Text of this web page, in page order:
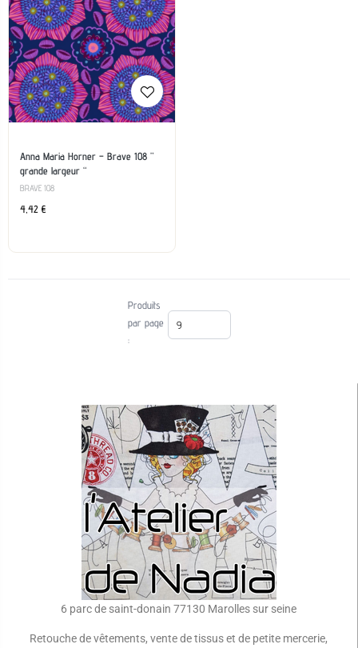
Anna Maria Horner – Brave 108 ”
grande largeur “
BRAVE 108
4,42 €
Produits
par page
:
6 parc de saint-donain 77130 Marolles sur seine
Retouche de vêtements, vente de tissus et de petite mercerie,